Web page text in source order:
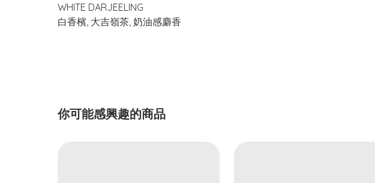
WHITE DARJEELING
白香檳, 大吉嶺茶, 奶油感麝香
你可能感興趣的商品